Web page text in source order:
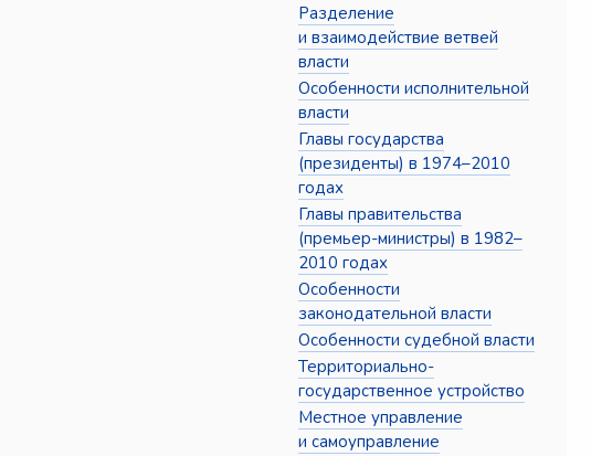
Разделение
и взаимодействие ветвей
власти
Особенности исполнительной
власти
Главы государства
(президенты) в 1974–2010
годах
Главы правительства
(премьер-министры) в 1982–
2010 годах
Особенности
законодательной власти
Особенности судебной власти
Территориально-
государственное устройство
Местное управление
и самоуправление